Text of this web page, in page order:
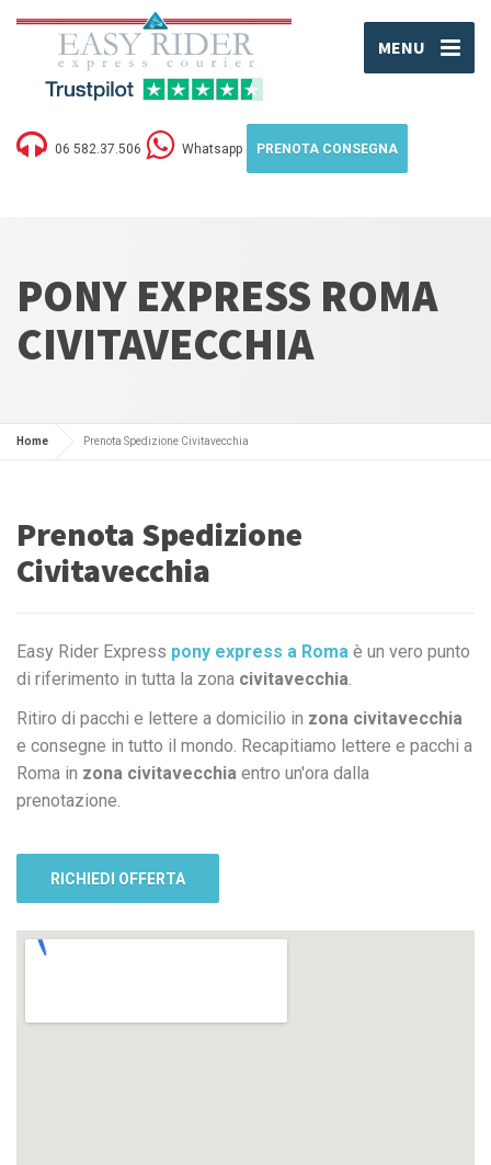
MENU
06 582.37.506 Whatsapp PRENOTA CONSEGNA
PONY EXPRESS ROMA
CIVITAVECCHIA
Home Prenota Spedizione Civitavecchia
Prenota Spedizione
Civitavecchia
Easy Rider Express pony express a Roma è un vero punto
di riferimento in tutta la zona civitavecchia.
Ritiro di pacchi e lettere a domicilio in zona civitavecchia
e consegne in tutto il mondo. Recapitiamo lettere e pacchi a
Roma in zona civitavecchia entro un'ora dalla
prenotazione.
RICHIEDI OFFERTA